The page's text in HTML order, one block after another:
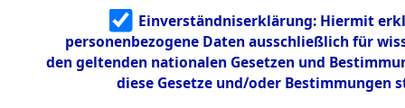
1.2.9.3
Effekten aus
dem KZ
Neuengamm
Einverständniserklärung: Hiermit
personenbezogene Daten ausschließlich für
den geltenden nationalen Gesetzen und
diese Gesetze und/oder Bestimmungen